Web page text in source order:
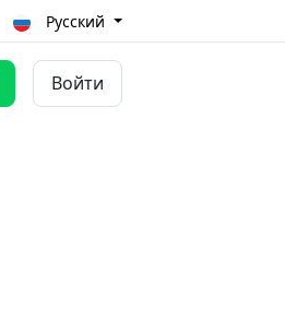
Русский
Войти